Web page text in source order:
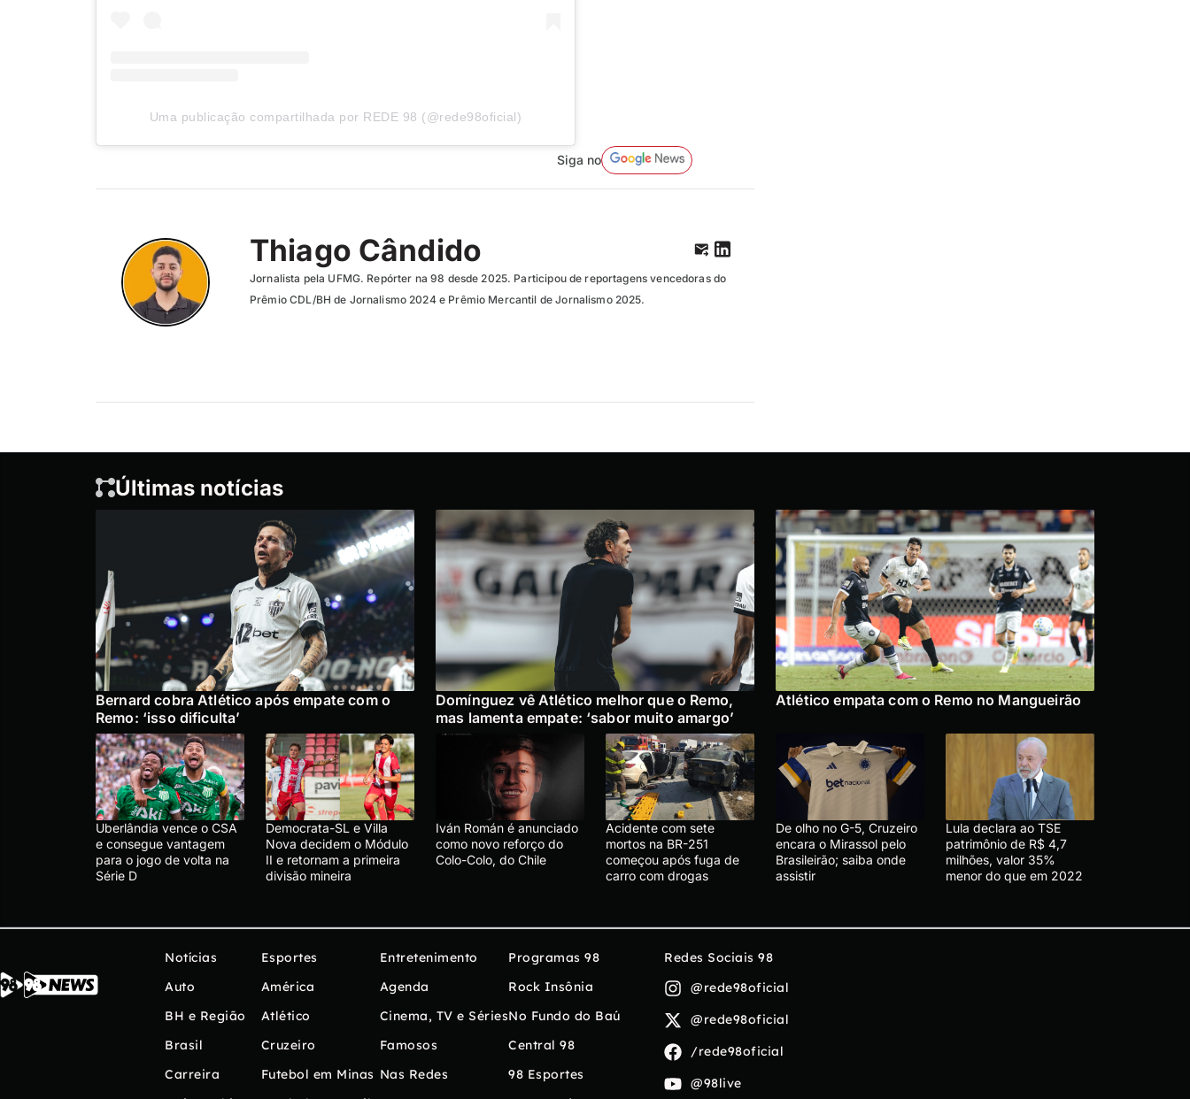
Uma publicação compartilhada por REDE 98 (@rede98oficial)
Siga no
Thiago Cândido
Jornalista pela UFMG. Repórter na 98 desde 2025. Participou de reportagens vencedoras do
Prêmio CDL/BH de Jornalismo 2024 e Prêmio Mercantil de Jornalismo 2025.
Últimas notícias
Bernard cobra Atlético após empate com o
Remo: ‘isso dificulta’
Domínguez vê Atlético melhor que o Remo,
mas lamenta empate: ‘sabor muito amargo’
Atlético empata com o Remo no Mangueirão
Uberlândia vence o CSA
e consegue vantagem
para o jogo de volta na
Série D
Democrata-SL e Villa
Nova decidem o Módulo
II e retornam a primeira
divisão mineira
Iván Román é anunciado
como novo reforço do
Colo-Colo, do Chile
Acidente com sete
mortos na BR-251
começou após fuga de
carro com drogas
De olho no G-5, Cruzeiro
encara o Mirassol pelo
Brasileirão; saiba onde
assistir
Lula declara ao TSE
patrimônio de R$ 4,7
milhões, valor 35%
menor do que em 2022
Notícias
Auto
BH e Região
Brasil
Carreira
Esportes
América
Atlético
Cruzeiro
Futebol em Minas
Entretenimento
Agenda
Cinema, TV e Séries
Famosos
Nas Redes
Programas 98
Rock Insônia
No Fundo do Baú
Central 98
98 Esportes
Redes Sociais 98
@rede98oficial
@rede98oficial
/rede98oficial
@98live